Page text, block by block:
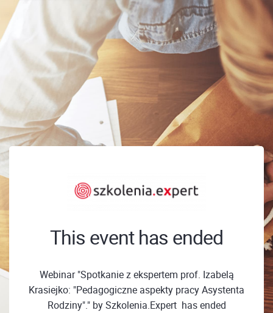
This event has ended
Webinar "Spotkanie z ekspertem prof. Izabelą
Krasiejko: "Pedagogiczne aspekty pracy Asystenta
Rodziny"." by Szkolenia.Expert ㅤㅤ has ended